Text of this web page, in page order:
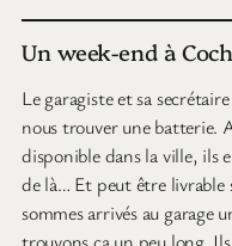
Un week-end à
Le garagiste et sa
nous trouver une batterie.
disponible dans la ville, ils
de là… Et peut être livrable
sommes arrivés au garage
trouvons ça un peu long.